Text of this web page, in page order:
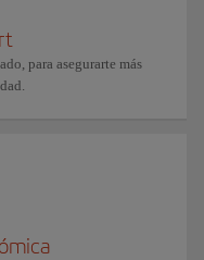
para asegurarte más